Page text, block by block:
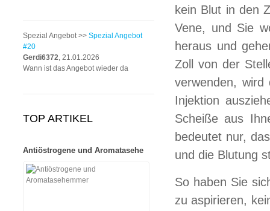
kein Blut in den
Vene, und Sie
heraus und
Zoll von der
verwenden,
Injektion
Scheiße aus
bedeutet nur,
und die Blutung
So haben Sie
zu aspirieren,
Spezial Angebot >> Spezial Angebot
#20
Gerdi6372, 21.01.2026
Wann ist das Angebot wieder da
TOP ARTIKEL
Antiöstrogene und Aromatasehe